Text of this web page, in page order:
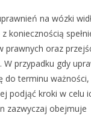
na wózki
koniecznością
prawnych oraz
przypadku gdy
do terminu
podjąć kroki w celu
zazwyczaj obejmuje